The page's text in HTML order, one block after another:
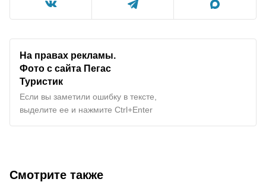
На правах рекламы.
Фото с сайта Пегас
Туристик
Если вы заметили ошибку в тексте,
выделите ее и нажмите Ctrl+Enter
Смотрите также